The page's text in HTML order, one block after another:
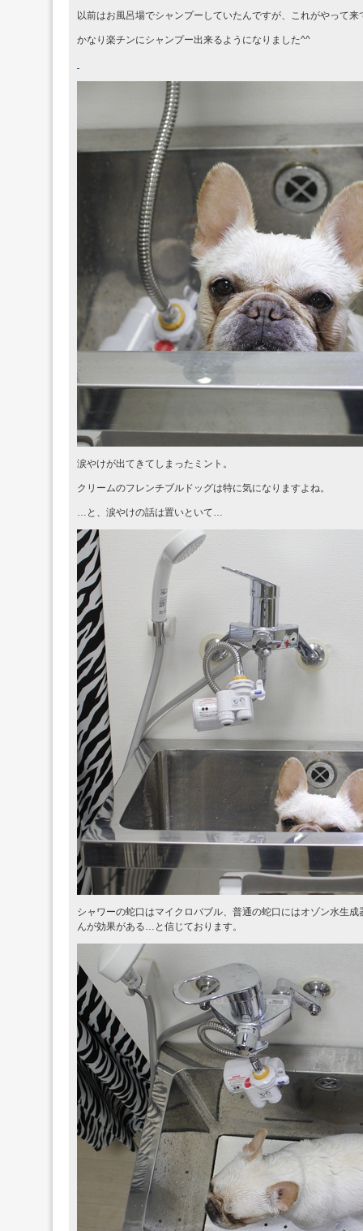
以前はお風呂場でシャンプーしていたんですが、これがやって来
かなり楽チンにシャンプー出来るようになりました^^
涙やけが出てきてしまったミント。
クリームのフレンチブルドッグは特に気になりますよね。
…と、涙やけの話は置いといて…
シャワーの蛇口はマイクロバブル、普通の蛇口にはオゾン水生
んが効果がある…と信じております。